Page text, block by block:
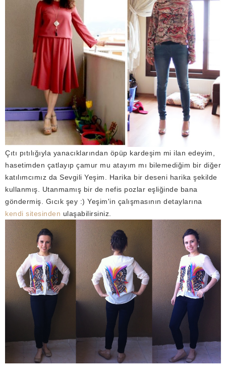
Çıtı pıtılığıyla yanacıklarından öpüp kardeşim mi ilan edeyim,
hasetimden çatlayıp çamur mu atayım mı bilemediğim bir diğer
katılımcımız da Sevgili Yeşim. Harika bir deseni harika şekilde
kullanmış. Utanmamış bir de nefis pozlar eşliğinde bana
göndermiş. Gıcık şey :) Yeşim'in çalışmasının detaylarına
kendi sitesinden ulaşabilirsiniz.